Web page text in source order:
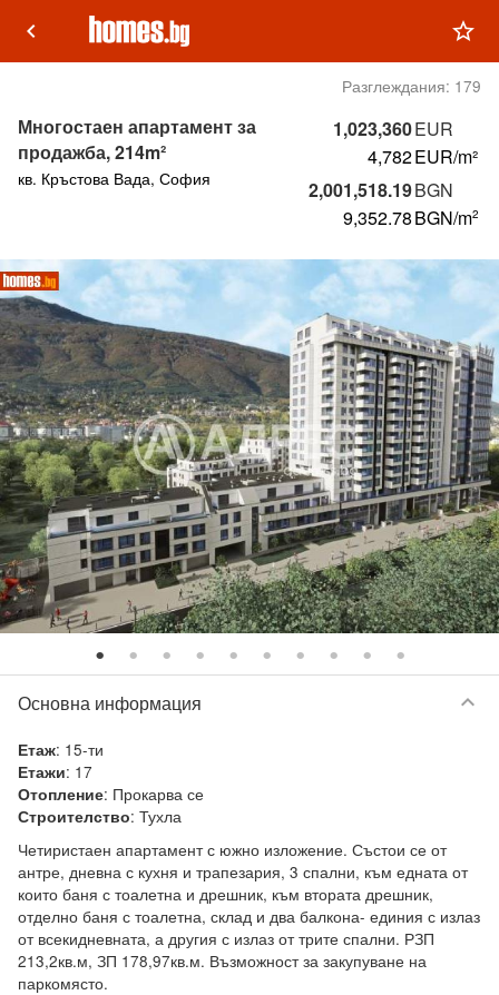
keyboard_arrow_left star_outline
Разглеждания: 179
1,023,360EUR
4,782EUR/m²
2,001,518.19BGN
9,352.78BGN/m2
Многостаен апартамент за
продажба, 214m²
кв. Кръстова Вада, София
Основна информация keyboard_arrow_down
Етаж: 15-ти
Етажи: 17
Отопление: Прокарва се
Строителство: Тухла
Четиристаен апартамент с южно изложение. Състои се от
антре, дневна с кухня и трапезария, 3 спални, към едната от
които баня с тоалетна и дрешник, към втората дрешник,
отделно баня с тоалетна, склад и два балкона- единия с излаз
от всекидневната, а другия с излаз от трите спални. РЗП
213,2кв.м, ЗП 178,97кв.м. Възможност за закупуване на
паркомясто.